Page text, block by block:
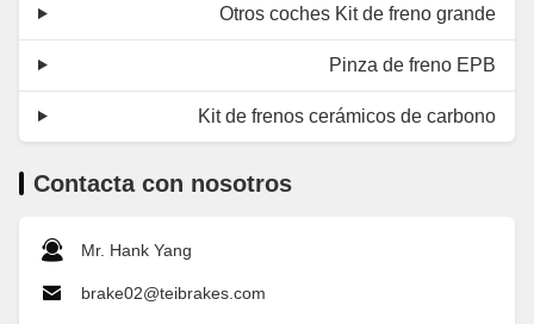
Otros coches Kit de freno grande
Pinza de freno EPB
Kit de frenos cerámicos de carbono
Contacta con nosotros
Mr. Hank Yang
brake02@teibrakes.com